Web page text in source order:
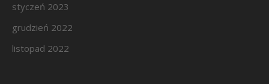
styczeń 2023
grudzień 2022
listopad 2022